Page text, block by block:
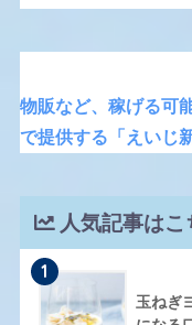
物販など、稼げる可
で提供する「えいじ
人気記事はこ
1
玉ねぎ